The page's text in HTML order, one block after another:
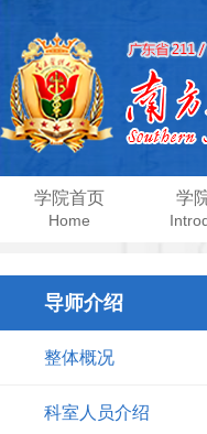
学院首页
Home
学
导师介绍
整体概况
科室人员介绍